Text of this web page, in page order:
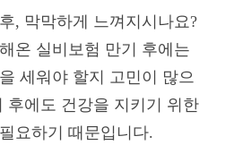
, 막막하게 느껴지시나요?
온 실비보험 만기 후에는
세워야 할지 고민이 많으
후에도 건강을 지키기 위한
요하기 때문입니다.